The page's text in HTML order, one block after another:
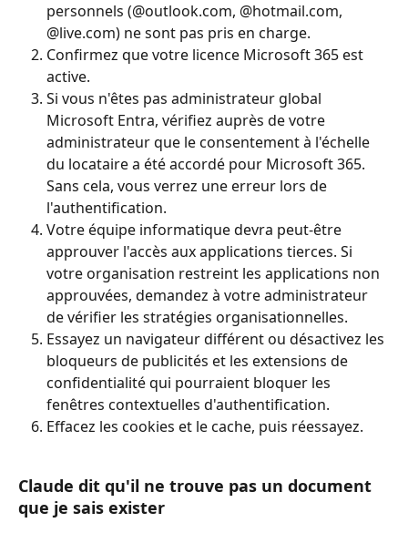
personnels (@outlook.com, @hotmail.com,
@live.com) ne sont pas pris en charge.
Confirmez que votre licence Microsoft 365 est
active.
Si vous n'êtes pas administrateur global
Microsoft Entra, vérifiez auprès de votre
administrateur que le consentement à l'échelle
du locataire a été accordé pour Microsoft 365.
Sans cela, vous verrez une erreur lors de
l'authentification.
Votre équipe informatique devra peut-être
approuver l'accès aux applications tierces. Si
votre organisation restreint les applications non
approuvées, demandez à votre administrateur
de vérifier les stratégies organisationnelles.
Essayez un navigateur différent ou désactivez les
bloqueurs de publicités et les extensions de
confidentialité qui pourraient bloquer les
fenêtres contextuelles d'authentification.
Effacez les cookies et le cache, puis réessayez.
Claude dit qu'il ne trouve pas un document
que je sais exister